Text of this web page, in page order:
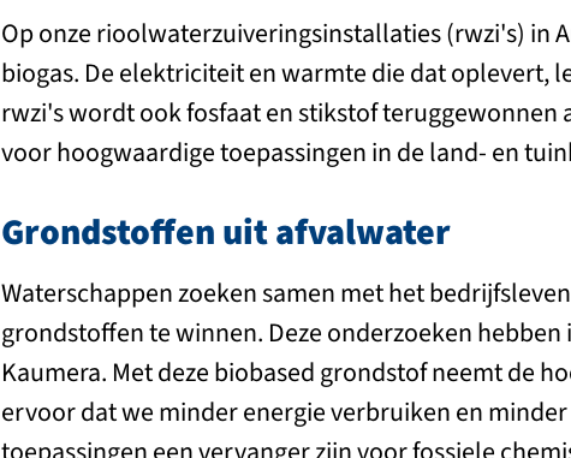
Op onze rioolwaterzuiveringsinstallaties (rwzi's) in
biogas. De elektriciteit en warmte die dat oplevert,
rwzi's wordt ook fosfaat en stikstof teruggewonnen
voor hoogwaardige toepassingen in de land- en
Grondstoffen uit afvalwater
Waterschappen zoeken samen met het
grondstoffen te winnen. Deze onderzoeken
Kaumera. Met deze biobased grondstof neemt de
ervoor dat we minder energie verbruiken en